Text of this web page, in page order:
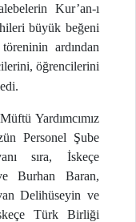
Kur’an-ı
büyük beğeni
ardından
öğrencilerini
Yardımcımız
Personel Şube
sıra, İskeçe
Burhan Baran,
Delihüseyin ve
Türk Birliği